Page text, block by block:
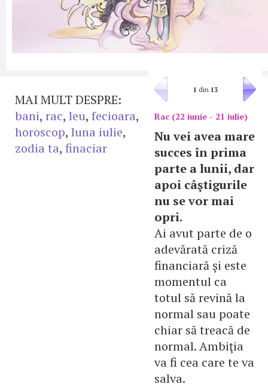
1 din 13
Rac (22 iunie - 21 iulie)
Nu vei avea mare
succes în prima
parte a lunii, dar
apoi câştigurile
nu se vor mai
opri.
Ai avut parte de o
adevărată criză
financiară şi este
momentul ca
totul să revină la
normal sau poate
chiar să treacă de
normal. Ambiţia
va fi cea care te va
salva.
MAI MULT DESPRE:
bani, rac, leu, fecioara,
horoscop, luna iulie,
zodia ta, finaciar